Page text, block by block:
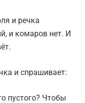
и речка
и комаров нет. И
и спрашивает:
пустого? Чтобы